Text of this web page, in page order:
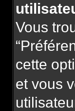
Vous
cette
et vous